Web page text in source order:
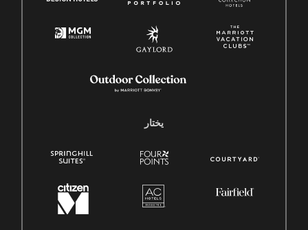
يختار